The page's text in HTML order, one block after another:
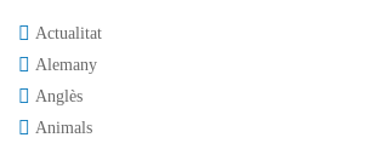
Actualitat
Alemany
Anglès
Animals